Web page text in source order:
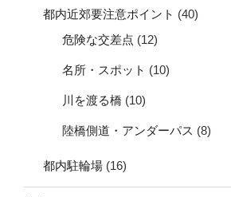
都内近郊要注意ポイント (40)
危険な交差点 (12)
名所・スポット (10)
川を渡る橋 (10)
陸橋側道・アンダーパス (8)
都内駐輪場 (16)